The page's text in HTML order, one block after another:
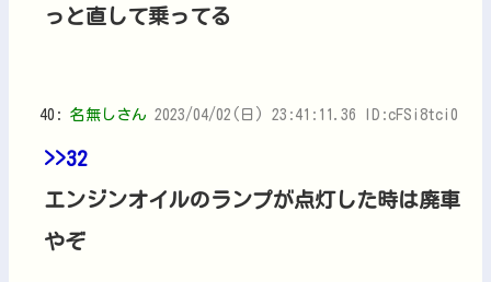
っと直して乗ってる
40: 名無しさん 2023/04/02(日) 23:41:11.36 ID:cFSi8tci0
>>32
エンジンオイルのランプが点灯した時は廃車
やぞ